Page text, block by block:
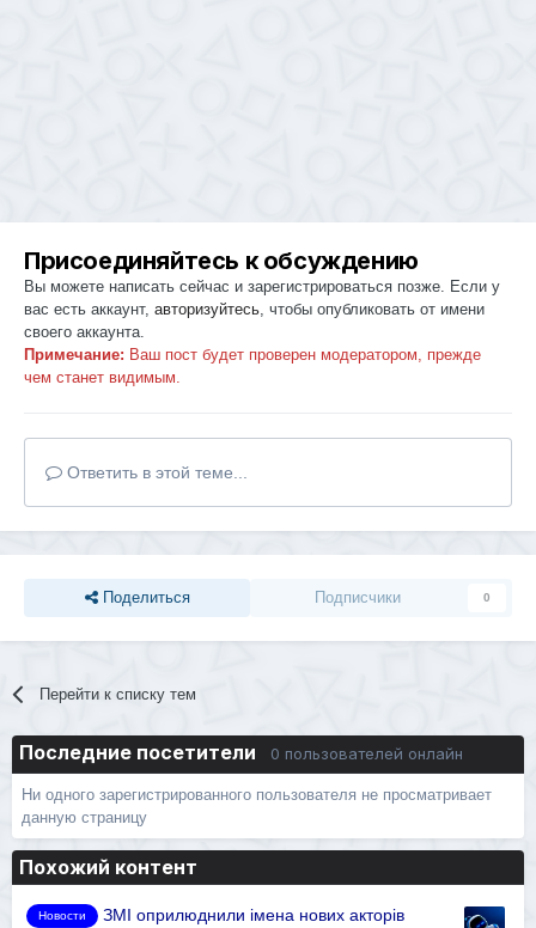
Присоединяйтесь к обсуждению
Вы можете написать сейчас и зарегистрироваться позже. Если у
вас есть аккаунт, авторизуйтесь , чтобы опубликовать от имени
своего аккаунта.
Примечание: Ваш пост будет проверен модератором, прежде
чем станет видимым.
Ответить в этой теме...
Поделиться Подписчики 0
Перейти к списку тем
Последние посетители 0 пользователей онлайн
Ни одного зарегистрированного пользователя не просматривает
данную страницу
Похожий контент
Новости
ЗМІ оприлюднили імена нових акторів